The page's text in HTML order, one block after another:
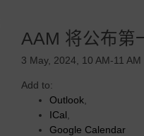
• 专注于高需求产品的强大
• 灵活可变的成本结构，在
• 由 AAM 的操作系统和垂
• 高度创新和可扩展的电
AAM 将公布第
3 May, 2024, 10 AM-11 AM
Add to:
Outlook
ICal
Google Calendar